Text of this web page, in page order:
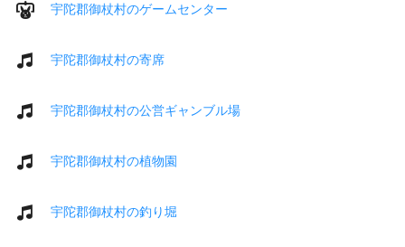
宇陀郡御杖村のゲームセンター
宇陀郡御杖村の寄席
宇陀郡御杖村の公営ギャンブル場
宇陀郡御杖村の植物園
宇陀郡御杖村の釣り堀